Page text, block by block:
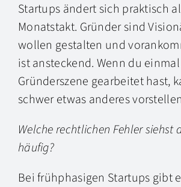
Startups ändert sich praktisch
Monatstakt. Gründer sind
wollen gestalten und
ist ansteckend. Wenn du
Gründerszene gearbeitet hast,
schwer etwas anderes
Welche rechtlichen Fehler siehst
häufig?
Bei frühphasigen Startups gibt